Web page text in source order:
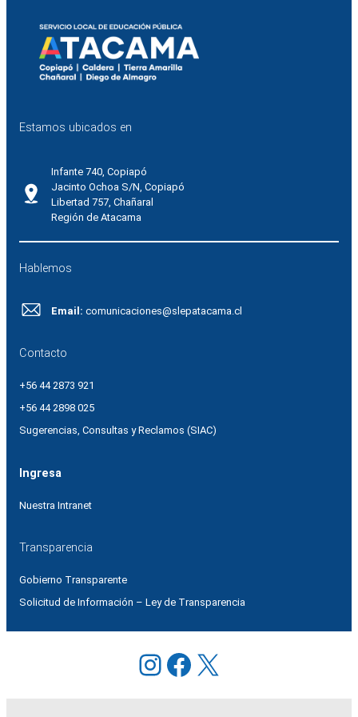
Estamos ubicados en
Infante 740, Copiapó
Jacinto Ochoa S/N, Copiapó
Libertad 757, Chañaral
Región de Atacama
Hablemos
Email: comunicaciones@slepatacama.cl
Contacto
+56 44 2873 921
+56 44 2898 025
Sugerencias, Consultas y Reclamos (SIAC)
Ingresa
Nuestra Intranet
Transparencia
Gobierno Transparente
Solicitud de Información – Ley de Transparencia
Instagram
Facebook
X